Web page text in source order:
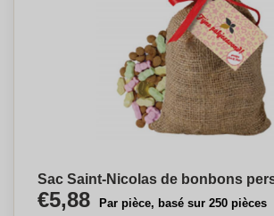
Sac Saint-Nicolas de bonbons
€5,88 Par pièce, basé sur 250 pièces